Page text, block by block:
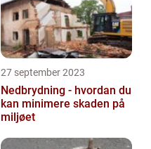
27 september 2023
Nedbrydning - hvordan du
kan minimere skaden på
miljøet